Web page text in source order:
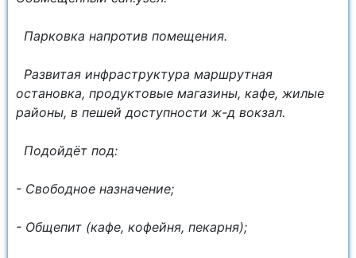
Парковка напротив помещения.
Развитая инфраструктура маршрутная
остановка, продуктовые магазины, кафе, жилые
районы, в пешей доступности ж-д вокзал.
Подойдёт под:
- Свободное назначение;
- Общепит (кафе, кофейня, пекарня);